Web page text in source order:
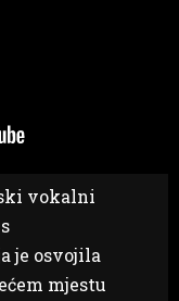
vokalni
s
je osvojila
mjestu